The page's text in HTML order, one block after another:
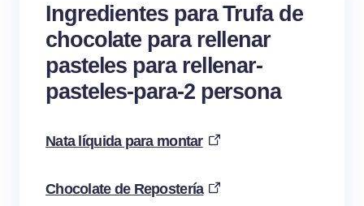
Ingredientes para Trufa de
chocolate para rellenar
pasteles para rellenar-
pasteles-para-2 persona
Nata líquida para montar
Chocolate de Repostería